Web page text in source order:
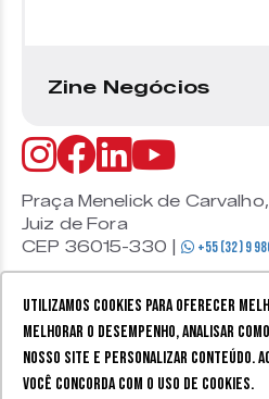
Utilizamos cookies para oferecer
melhorar o desempenho, analisar
nosso site e personalizar conteúdo.
você concorda com o uso de cookies.
Zine Negócios
Praça Menelick de
Juiz de Fora
CEP 36015-330 |
+55 (32) 9